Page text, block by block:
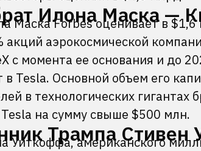
Илона Маска —
Маска Forbes оценивает в
акций аэрокосмической
с момента ее основания и до
в Tesla. Основной объем его
в технологических гигантах
на сумму свыше $500 млн.
Трампа Стивен
Уиткоффа, американского